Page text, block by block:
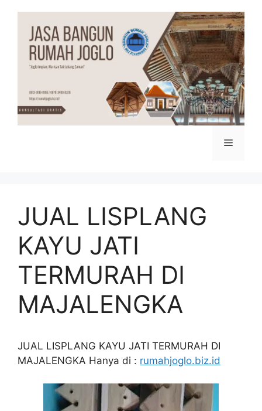
content
Menu
JUAL LISPLANG
KAYU JATI
TERMURAH DI
MAJALENGKA
JUAL LISPLANG KAYU JATI TERMURAH DI
MAJALENGKA Hanya di : rumahjoglo.biz.id